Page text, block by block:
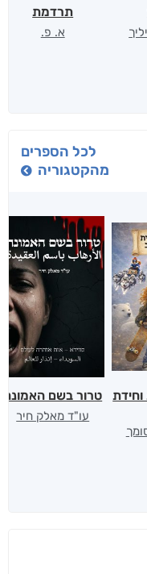
תרדמת
א. פ.
לכל הספרים
מהקטגוריה
טרור בשם האמונה
עו"ד מאלק חיר